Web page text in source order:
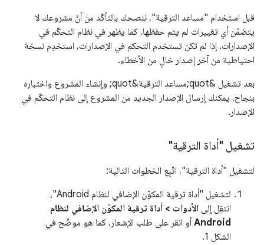
قبل استخدام "مساعد الترقية"، ننصحك بالتأكّد من أنّ مشروعك لا
يتضمّن أي تغييرات لم يتم حفظها، كما يظهر في نظام التحكّم في
الإصدارات. إذا لم تكن تستخدم التحكم في الإصدارات، استخدِم نسخة
احتياطية من آخر إصدار خالٍ من الأخطاء.
بعد تشغيل &quot;مساعد الترقية&quot; وإنشاء المشروع واختباره
بنجاح، يمكنك إرسال الإصدار الجديد من المشروع إلى نظام التحكّم في
الإصدار.
تشغيل "أداة الترقية"
لتشغيل "أداة الترقية"، اتّبِع الخطوات التالية:
لتشغيل "أداة ترقية المكوّن الإضافي لنظام Android"،
انتقِل إلى الأدوات > أداة ترقية المكوّن الإضافي لنظام
Android أو انقر على طلب الإشعار، كما هو موضّح في
الشكل 1.